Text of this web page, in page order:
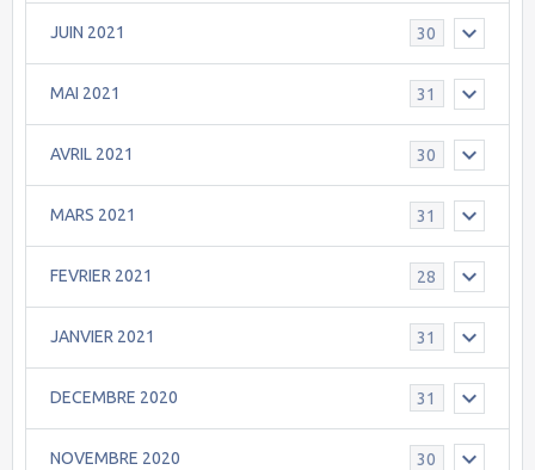
JUIN 2021 30
MAI 2021 31
AVRIL 2021 30
MARS 2021 31
FEVRIER 2021 28
JANVIER 2021 31
DECEMBRE 2020 31
NOVEMBRE 2020 30